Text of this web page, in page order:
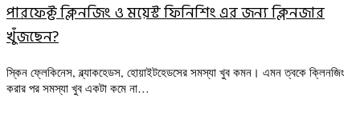
পারফেক্ট ক্লিনজিং ও ময়েস্ট ফিনিশিং এর জন্য ক্লিনজার
খুঁজছেন?
স্কিন ফ্লেকিনেস, ব্ল্যাকহেডস, হোয়াইটহেডসের সমস্যা খুব কমন। এমন ত্বকে ক্লিনজিং
করার পর সমস্যা খুব একটা কমে না…